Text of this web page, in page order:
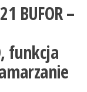
BUFOR –
funkcja